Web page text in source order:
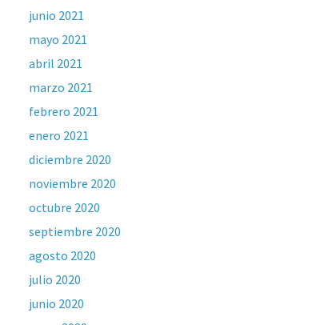
junio 2021
mayo 2021
abril 2021
marzo 2021
febrero 2021
enero 2021
diciembre 2020
noviembre 2020
octubre 2020
septiembre 2020
agosto 2020
julio 2020
junio 2020